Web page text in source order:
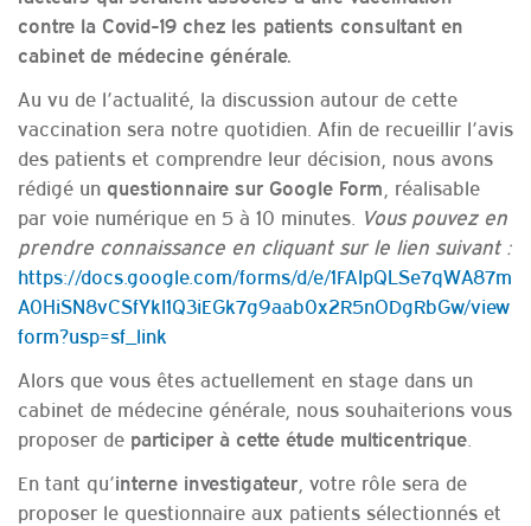
contre la Covid-19 chez les patients consultant en
cabinet de médecine générale.
Au vu de l’actualité, la discussion autour de cette
vaccination sera notre quotidien. Afin de recueillir l’avis
des patients et comprendre leur décision, nous avons
rédigé un questionnaire sur Google Form
, réalisable
par voie numérique en 5 à 10 minutes. Vous pouvez en
prendre connaissance en cliquant sur le lien suivant :
https://docs.google.com/forms/d/e/1FAIpQLSe7qWA87m
A0HiSN8vCSfYkI1Q3iEGk7g9aab0x2R5nODgRbGw/view
form?usp=sf_link
Alors que vous êtes actuellement en stage dans un
cabinet de médecine générale, nous souhaiterions vous
proposer de participer à cette étude multicentrique
En tant qu’interne investigateur , votre rôle sera de
proposer le questionnaire aux patients sélectionnés et